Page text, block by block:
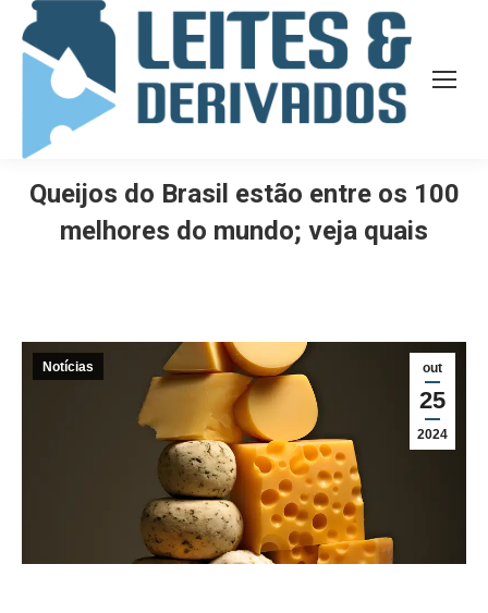
Queijos do Brasil estão entre os 100
melhores do mundo; veja quais
out
25
2024
Notícias